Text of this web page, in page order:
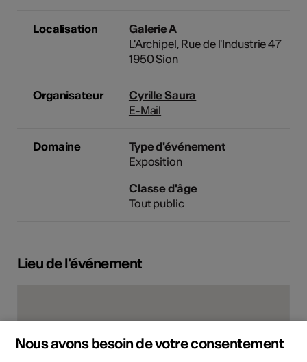
Localisation
Galerie A
L'Archipel, Rue de l'Industrie 47
1950 Sion
Organisateur
Cyrille Saura
E-Mail
Domaine
Type d'événement
Exposition
Classe d'âge
Tout public
Lieu de l'événement
Nous avons besoin de votre consentement